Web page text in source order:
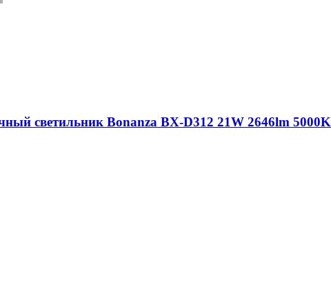
светильник Bonanza BX-D312 21W 2646lm 5000K